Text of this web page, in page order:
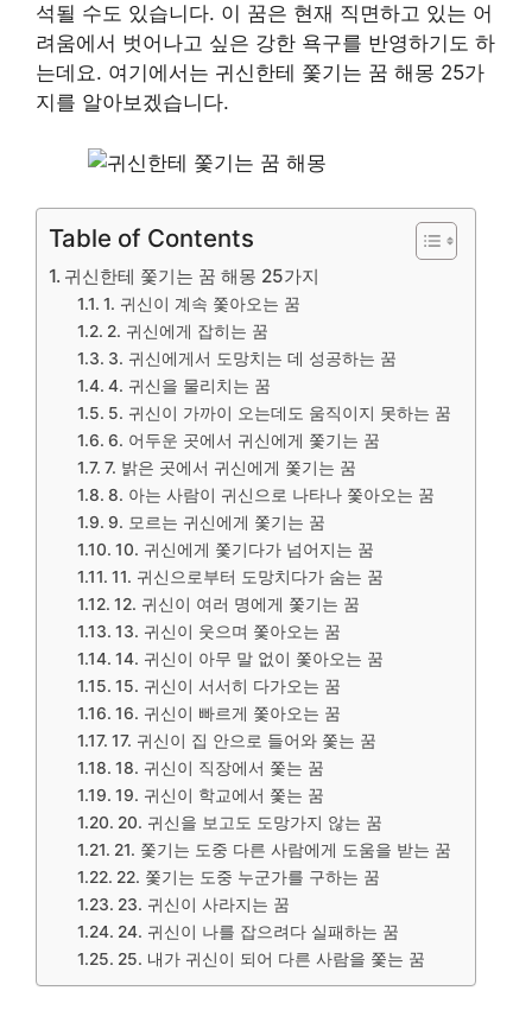
석될 수도 있습니다. 이 꿈은 현재 직면하고 있는 어
려움에서 벗어나고 싶은 강한 욕구를 반영하기도 하
는데요. 여기에서는 귀신한테 쫓기는 꿈 해몽 25가
지를 알아보겠습니다.
Table of Contents
귀신한테 쫓기는 꿈 해몽 25가지
1. 귀신이 계속 쫓아오는 꿈
2. 귀신에게 잡히는 꿈
3. 귀신에게서 도망치는 데 성공하는 꿈
4. 귀신을 물리치는 꿈
5. 귀신이 가까이 오는데도 움직이지 못하는 꿈
6. 어두운 곳에서 귀신에게 쫓기는 꿈
7. 밝은 곳에서 귀신에게 쫓기는 꿈
8. 아는 사람이 귀신으로 나타나 쫓아오는 꿈
9. 모르는 귀신에게 쫓기는 꿈
10. 귀신에게 쫓기다가 넘어지는 꿈
11. 귀신으로부터 도망치다가 숨는 꿈
12. 귀신이 여러 명에게 쫓기는 꿈
13. 귀신이 웃으며 쫓아오는 꿈
14. 귀신이 아무 말 없이 쫓아오는 꿈
15. 귀신이 서서히 다가오는 꿈
16. 귀신이 빠르게 쫓아오는 꿈
17. 귀신이 집 안으로 들어와 쫓는 꿈
18. 귀신이 직장에서 쫓는 꿈
19. 귀신이 학교에서 쫓는 꿈
20. 귀신을 보고도 도망가지 않는 꿈
21. 쫓기는 도중 다른 사람에게 도움을 받는 꿈
22. 쫓기는 도중 누군가를 구하는 꿈
23. 귀신이 사라지는 꿈
24. 귀신이 나를 잡으려다 실패하는 꿈
25. 내가 귀신이 되어 다른 사람을 쫓는 꿈